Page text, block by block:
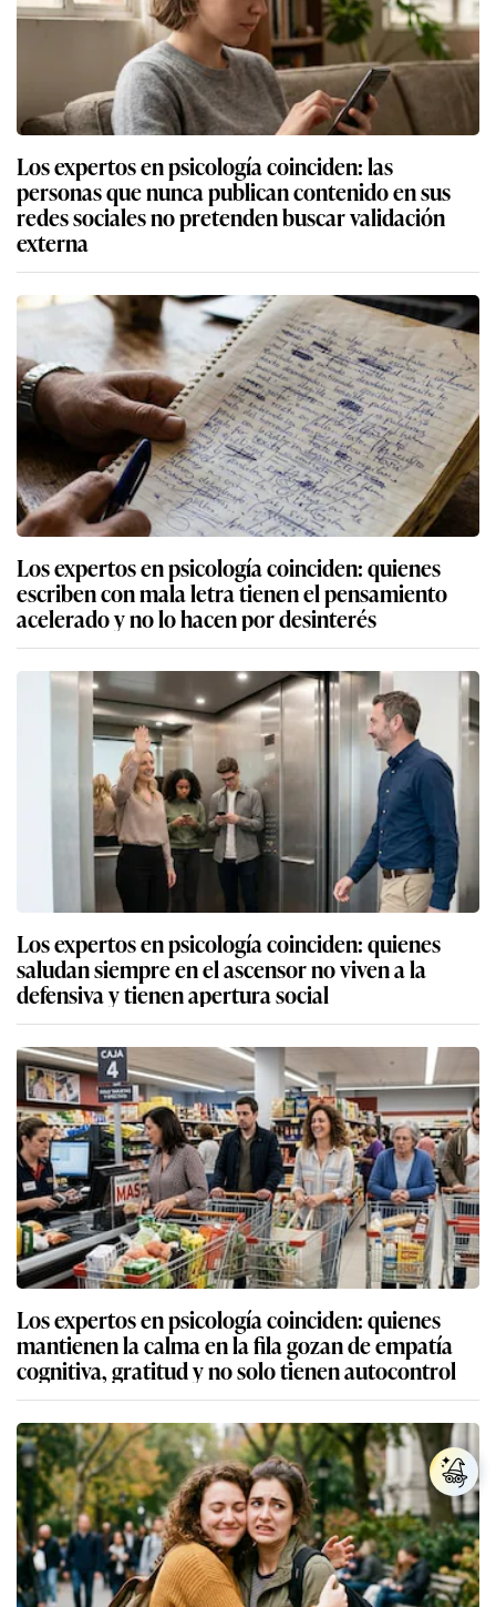
Los expertos en psicología coinciden: las
personas que nunca publican contenido en sus
redes sociales no pretenden buscar validación
externa
Los expertos en psicología coinciden: quienes
escriben con mala letra tienen el pensamiento
acelerado y no lo hacen por desinterés
Los expertos en psicología coinciden: quienes
saludan siempre en el ascensor no viven a la
defensiva y tienen apertura social
Los expertos en psicología coinciden: quienes
mantienen la calma en la fila gozan de empatía
cognitiva, gratitud y no solo tienen autocontrol